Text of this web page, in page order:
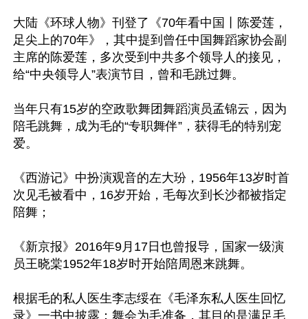
大陆《环球人物》刊登了《70年看中国丨陈爱莲，
足尖上的70年》，其中提到曾任中国舞蹈家协会副
主席的陈爱莲，多次受到中共多个领导人的接见，
给“中央领导人”表演节目，曾和毛跳过舞。
当年只有15岁的空政歌舞团舞蹈演员孟锦云，因为
陪毛跳舞，成为毛的“专职舞伴”，获得毛的特别宠
爱。
《西游记》中扮演观音的左大玢，1956年13岁时首
次见毛被看中，16岁开始，毛每次到长沙都被指定
陪舞；
《新京报》2016年9月17日也曾报导，国家一级演
员王晓棠1952年18岁时开始陪周恩来跳舞。
根据毛的私人医生李志绥在《毛泽东私人医生回忆
录》一书中披露：舞会为毛准备，其目的是满足毛